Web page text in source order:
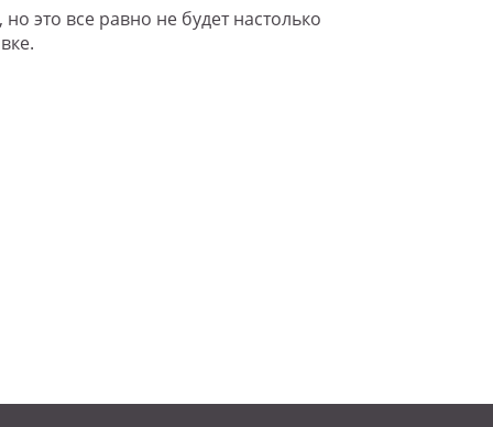
это все равно не будет настолько